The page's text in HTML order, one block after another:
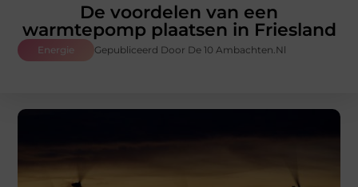
De voordelen van een
warmtepomp plaatsen in Friesland
Energie Gepubliceerd Door De 10 Ambachten.nl